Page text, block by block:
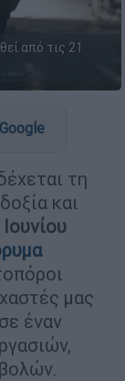
από τις 21
τη
και
μας
έναν